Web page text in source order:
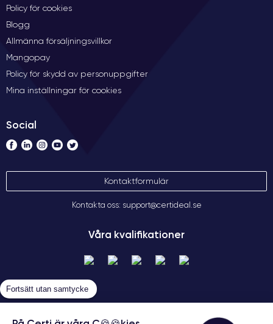
Policy för cookies
Blogg
Allmänna försäljningsvillkor
Mangopay
Policy för skydd av personuppgifter
Mina inställningar för cookies
Social
Kontaktformulär
Kontakta oss: support@certideal.se
Våra kvalifikationer
Fortsätt utan samtycke